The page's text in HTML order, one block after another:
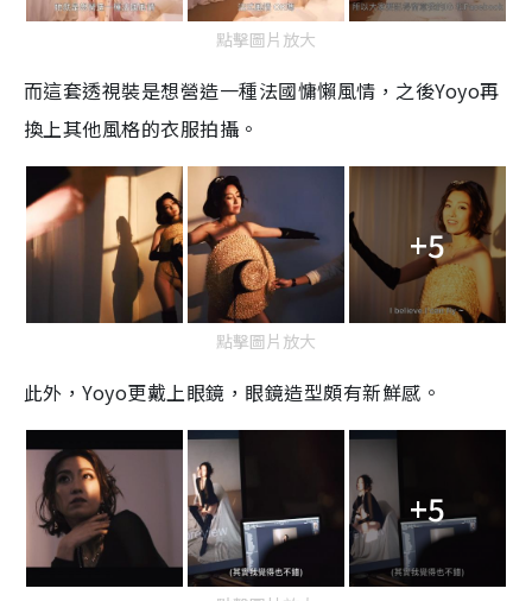
點擊圖片放大
而這套透視裝是想營造一種法國慵懶風情，之後Yoyo再
換上其他風格的衣服拍攝。
+5
點擊圖片放大
此外，Yoyo更戴上眼鏡，眼鏡造型頗有新鮮感。
+5